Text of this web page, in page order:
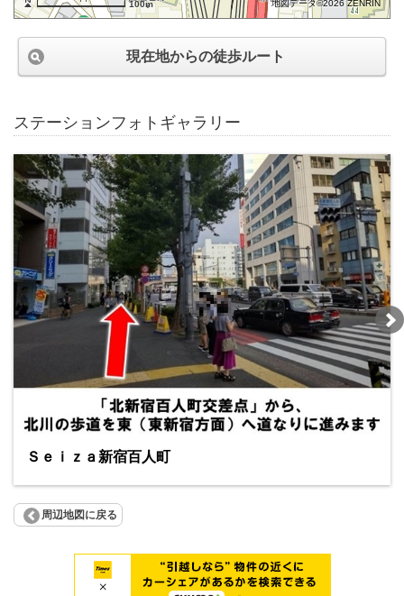
100m
地図データ©2026 ZENRIN
現在地からの徒歩ルート
ステーションフォトギャラリー
Ｓｅｉｚａ新宿百人町
周辺地図に戻る